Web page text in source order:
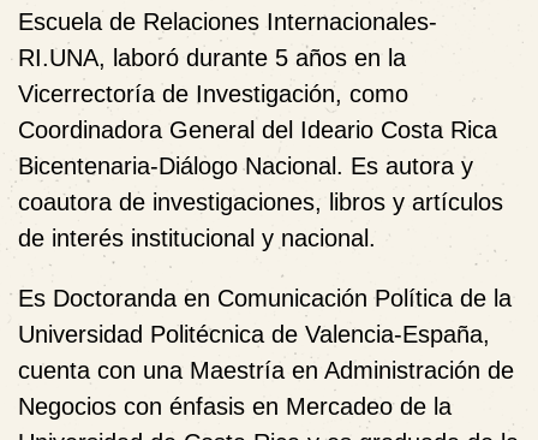
Escuela de Relaciones Internacionales-
RI.UNA, laboró durante 5 años en la
Vicerrectoría de Investigación, como
Coordinadora General del Ideario Costa Rica
Bicentenaria-Diálogo Nacional. Es autora y
coautora de investigaciones, libros y artículos
de interés institucional y nacional.
Es Doctoranda en Comunicación Política de la
Universidad Politécnica de Valencia-España,
cuenta con una Maestría en Administración de
Negocios con énfasis en Mercadeo de la